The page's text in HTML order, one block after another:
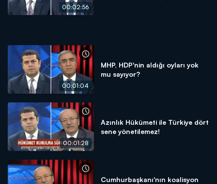
00:02:56
00:01:04
MHP, HDP'nin aldığı oyları yok
mu sayıyor?
00:01:28
Azınlık Hükümeti ile Türkiye dört
sene yönetilemez!
Cumhurbaşkanı'nın koalisyon